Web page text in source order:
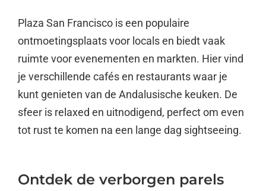
Plaza San Francisco is een populaire
ontmoetingsplaats voor locals en biedt vaak
ruimte voor evenementen en markten. Hier vind
je verschillende cafés en restaurants waar je
kunt genieten van de Andalusische keuken. De
sfeer is relaxed en uitnodigend, perfect om even
tot rust te komen na een lange dag sightseeing.
Ontdek de verborgen parels